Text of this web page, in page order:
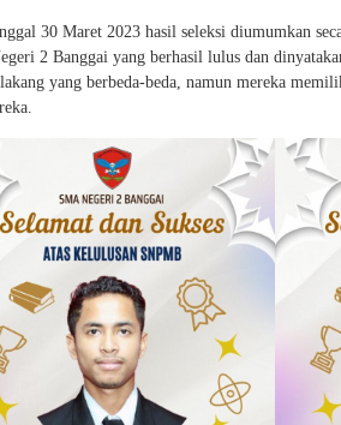
30 Maret 2023 hasil seleksi diumumkan
2 Banggai yang berhasil lulus dan
yang berbeda-beda, namun mereka